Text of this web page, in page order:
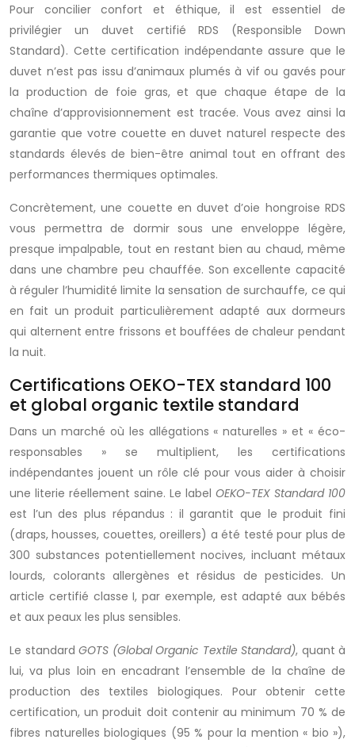
Pour concilier confort et éthique, il est essentiel de
privilégier un duvet certifié RDS (Responsible Down
Standard). Cette certification indépendante assure que le
duvet n’est pas issu d’animaux plumés à vif ou gavés pour
la production de foie gras, et que chaque étape de la
chaîne d’approvisionnement est tracée. Vous avez ainsi la
garantie que votre couette en duvet naturel respecte des
standards élevés de bien-être animal tout en offrant des
performances thermiques optimales.
Concrètement, une couette en duvet d’oie hongroise RDS
vous permettra de dormir sous une enveloppe légère,
presque impalpable, tout en restant bien au chaud, même
dans une chambre peu chauffée. Son excellente capacité
à réguler l’humidité limite la sensation de surchauffe, ce qui
en fait un produit particulièrement adapté aux dormeurs
qui alternent entre frissons et bouffées de chaleur pendant
la nuit.
Certifications OEKO-TEX standard 100
et global organic textile standard
Dans un marché où les allégations « naturelles » et « éco-
responsables » se multiplient, les certifications
indépendantes jouent un rôle clé pour vous aider à choisir
une literie réellement saine. Le label OEKO-TEX Standard 100
est l’un des plus répandus : il garantit que le produit fini
(draps, housses, couettes, oreillers) a été testé pour plus de
300 substances potentiellement nocives, incluant métaux
lourds, colorants allergènes et résidus de pesticides. Un
article certifié classe I, par exemple, est adapté aux bébés
et aux peaux les plus sensibles.
Le standard GOTS (Global Organic Textile Standard), quant à
lui, va plus loin en encadrant l’ensemble de la chaîne de
production des textiles biologiques. Pour obtenir cette
certification, un produit doit contenir au minimum 70 % de
fibres naturelles biologiques (95 % pour la mention « bio »),